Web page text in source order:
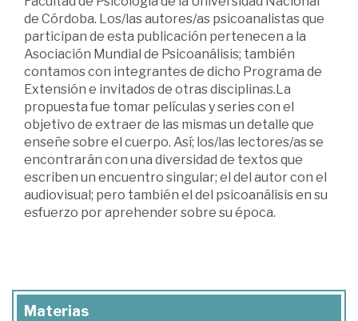
de Córdoba. Los/las autores/as psicoanalistas que
participan de esta publicación pertenecen a la
Asociación Mundial de Psicoanálisis; también
contamos con integrantes de dicho Programa de
Extensión e invitados de otras disciplinas.La
propuesta fue tomar películas y series con el
objetivo de extraer de las mismas un detalle que
enseñe sobre el cuerpo. Así; los/las lectores/as se
encontrarán con una diversidad de textos que
escriben un encuentro singular; el del autor con el
audiovisual; pero también el del psicoanálisis en su
esfuerzo por aprehender sobre su época.
Materias